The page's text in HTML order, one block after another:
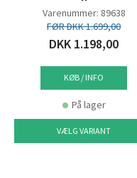
Varenummer: 89638
FØR DKK 1.699,00
DKK 1.198,00
KØB / INFO
På lager
VÆLG VARIANT